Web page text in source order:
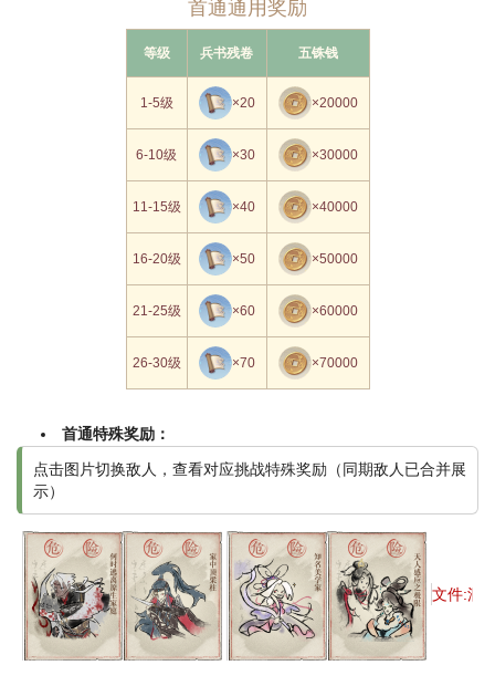
首通通用奖励
等级 兵书残卷 五铢钱
1-5级 ×20 ×20000
6-10级 ×30 ×30000
11-15级 ×40 ×40000
16-20级 ×50 ×50000
21-25级 ×60 ×60000
26-30级 ×70 ×70000
首通特殊奖励：
点击图片切换敌人，查看对应挑战特殊奖励（同期敌人已合并展
示）
文件:洞